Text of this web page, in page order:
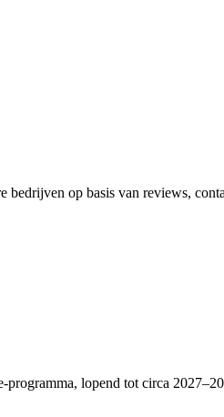
bedrijven op basis van reviews,
lopend tot circa